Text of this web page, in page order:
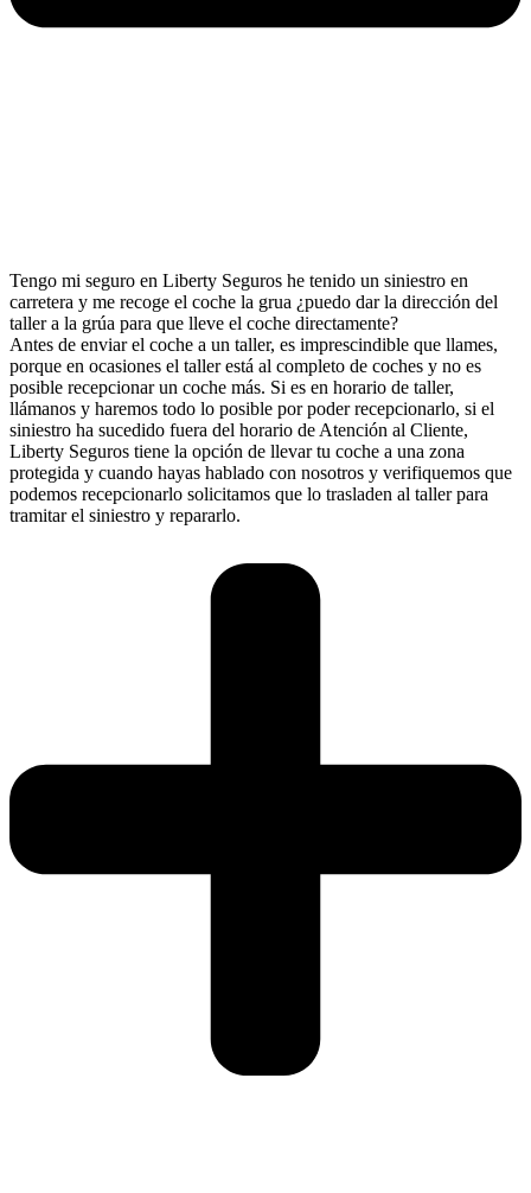
Tengo mi seguro en Liberty Seguros he tenido un siniestro en
carretera y me recoge el coche la grua ¿puedo dar la dirección del
taller a la grúa para que lleve el coche directamente?
Antes de enviar el coche a un taller, es imprescindible que llames,
porque en ocasiones el taller está al completo de coches y no es
posible recepcionar un coche más. Si es en horario de taller,
llámanos y haremos todo lo posible por poder recepcionarlo, si el
siniestro ha sucedido fuera del horario de Atención al Cliente,
Liberty Seguros tiene la opción de llevar tu coche a una zona
protegida y cuando hayas hablado con nosotros y verifiquemos que
podemos recepcionarlo solicitamos que lo trasladen al taller para
tramitar el siniestro y repararlo.